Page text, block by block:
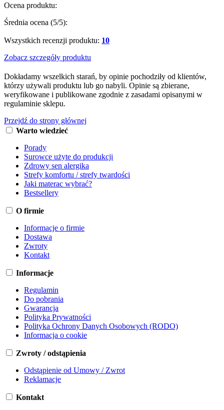
Ocena produktu:
Średnia ocena (5/5):
Wszystkich recenzji produktu: 10
Zobacz szczegóły produktu
Dokładamy wszelkich starań, by opinie pochodziły od klientów,
którzy używali produktu lub go nabyli. Opinie są zbierane,
weryfikowane i publikowane zgodnie z zasadami opisanymi w
regulaminie sklepu.
Przejdź do strony głównej
Warto wiedzieć
Porady
Surowce użyte do produkcji
Zdrowy sen alergika
Strefy komfortu / strefy twardości
Jaki materac wybrać?
Bestsellery
O firmie
Informacje o firmie
Dostawa
Zwroty
Kontakt
Informacje
Regulamin
Do pobrania
Gwarancja
Polityka Prywatności
Polityka Ochrony Danych Osobowych (RODO)
Informacja o cookie
Zwroty / odstąpienia
Odstąpienie od Umowy / Zwrot
Reklamacje
Kontakt